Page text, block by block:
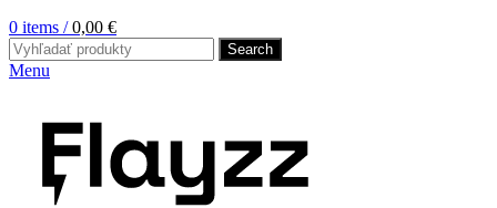
0 items / 0,00 €
Search
Menu